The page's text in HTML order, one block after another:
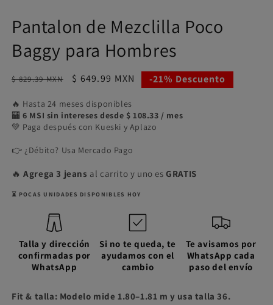
Pantalon de Mezclilla Poco
Baggy para Hombres
Precio
$ 829.39 MXN
Precio
oferta
$ 649.99 MXN -21% Descuento
🔥 Hasta 24 meses disponibles
🏧6 MSI sin intereses desde $ 108.33 / mes
💚 Paga después con Kueski y Aplazo
👉 ¿Débito? Usa Mercado Pago
🔥 Agrega 3 jeans al carrito y uno es GRATIS
⏳ POCAS UNIDADES DISPONIBLES HOY
Talla y dirección
confirmadas por
WhatsApp
Si no te queda, te
ayudamos con el
cambio
Te avisamos por
WhatsApp cada
paso del envío
Fit & talla: Modelo mide 1.80–1.81 m y usa talla 36.